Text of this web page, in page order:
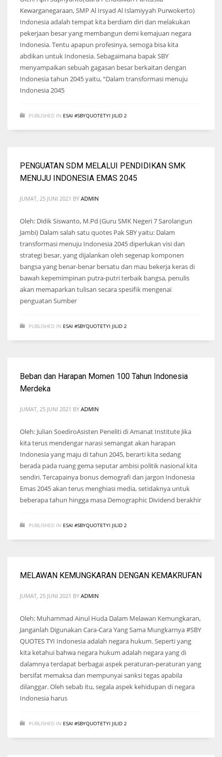
Kewarganegaraan, SMP Al Irsyad Al Islamiyyah Purwokerto)
Indonesia adalah tempat kita berdiam diri dan melakukan
pekerjaan besar yang membangun demi kemajuan negara
Indonesia. Tentu apapun profesinya, semoga bisa kita
abdikan untuk Indonesia. Sebagaimana bapak SBY
menyampaikan sebuah gagasan besar berkaitan dengan
Indonesia tahun 2045 yaitu, “Dalam transformasi menuju
Indonesia 2045
PUBLISHED IN ESAI #SBYQUOTETYI JILID 2
PENGUATAN SDM MELALUI PENDIDIKAN SMK
MENUJU INDONESIA EMAS 2045
JUMAT, 25 JUNI 2021 BY ADMIN
Oleh: Didik Siswanto, M.Pd (Guru SMK Negeri 7 Sarolangun
Jambi) Dalam salah satu quotes Pak SBY yaitu: Dalam
transformasi menuju Indonesia 2045 diperlukan visi dan
strategi besar, yang dijalankan oleh segenap komponen
bangsa yang benar-benar bersatu dan mau bekerja keras di
bawah kepemimpinan putra-putri terbaik bangsa, penulis
akan memaparkan tulisan secara spesifik mengenai
penguatan Sumber
PUBLISHED IN ESAI #SBYQUOTETYI JILID 2
Beban dan Harapan Momen 100 Tahun Indonesia
Merdeka
JUMAT, 25 JUNI 2021 BY ADMIN
Oleh: Julian SoediroAsisten Peneliti di Amanat Institute Jika
kita terus mendengar narasi semangat akan harapan
Indonesia yang maju di tahun 2045, berarti kita sedang
berada pada ruang gema seputar ambisi politik nasional kita
sendiri. Tercapainya bonus demografi dan jargon Indonesia
Emas 2045 akan terus menghiasi media, setidaknya untuk
beberapa tahun hingga masa Demographic Dividend berakhir
PUBLISHED IN ESAI #SBYQUOTETYI JILID 2
MELAWAN KEMUNGKARAN DENGAN KEMAKRUFAN
JUMAT, 25 JUNI 2021 BY ADMIN
Oleh: Muhammad Ainul Huda Dalam Melawan Kemungkaran,
Janganlah Digunakan Cara-Cara Yang Sama Mungkarnya #SBY
QUOTES TYI Indonesia adalah negara hukum. Seperti yang
kita ketahui bahwa negara hukum adalah negara yang di
dalamnya terdapat berbagai aspek peraturan-peraturan yang
bersifat memaksa dan mempunyai sanksi tegas apabila
dilanggar. Oleh sebab itu, segala aspek kehidupan di negara
Indonesia harus
PUBLISHED IN ESAI #SBYQUOTETYI JILID 2